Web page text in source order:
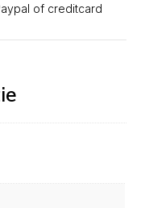
of creditcard